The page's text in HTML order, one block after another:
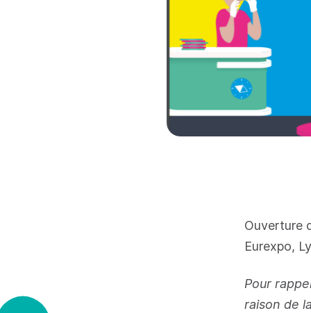
Ouverture
Eurexpo,
Pour
raison de